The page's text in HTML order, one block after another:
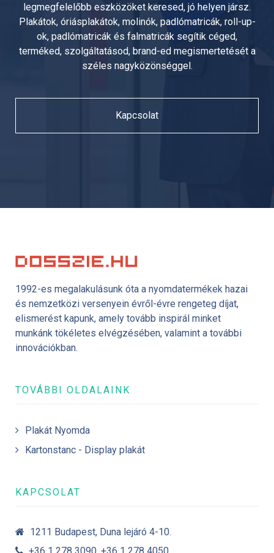
legmegfelelőbb eszközöket keresed, jó helyen jársz.
Plakátok, óriásplakátok, molinók, padlómatricák, roll-up-
ok, padlómatricák és falmatricák segítik céged,
terméked, szolgáltatásod, brand-ed megismertetését a
széles nagyközönséggel.
Kapcsolat
1992-es megalakulásunk óta a nyomdatermékek hazai
és nemzetközi versenyein évről-évre rengeteg díjat,
elismerést kapunk, amely tovább inspirál minket
munkánk tökéletes elvégzésében, valamint a további
innovációkban.
TOVÁBBI OLDALAINK
Plakát Nyomda
Kartonstanc - Display plakát
KAPCSOLAT
1211 Budapest, Duna lejáró 4-10.